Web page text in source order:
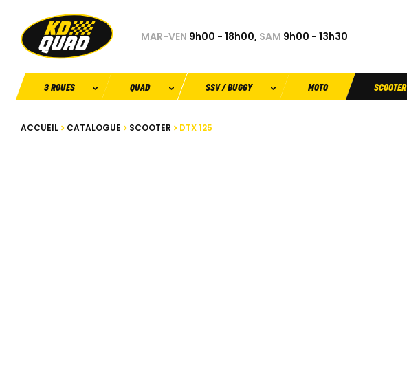
MAR-VEN 9h00 - 18h00, SAM 9h00 - 13h30
3 ROUES QUAD SSV / BUGGY MOTO SCOOTER
ACCUEIL CATALOGUE SCOOTER DTX 125